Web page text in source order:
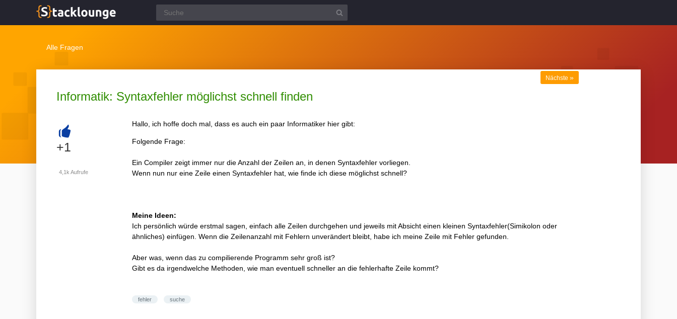
Alle Fragen
Informatik: Syntaxfehler möglichst schnell finden
Nächste »
+
+1
4,1k Aufrufe
Hallo, ich hoffe doch mal, dass es auch ein paar Informatiker hier gibt:
Folgende Frage:
Ein Compiler zeigt immer nur die Anzahl der Zeilen an, in denen Syntaxfehler vorliegen.
Wenn nun nur eine Zeile einen Syntaxfehler hat, wie finde ich diese möglichst schnell?
Meine Ideen:
Ich persönlich würde erstmal sagen, einfach alle Zeilen durchgehen und jeweils mit Absicht einen kleinen Syntaxfehler(Simikolon oder
ähnliches) einfügen. Wenn die Zeilenanzahl mit Fehlern unverändert bleibt, habe ich meine Zeile mit Fehler gefunden.
Aber was, wenn das zu compilierende Programm sehr groß ist?
Gibt es da irgendwelche Methoden, wie man eventuell schneller an die fehlerhafte Zeile kommt?
fehler suche